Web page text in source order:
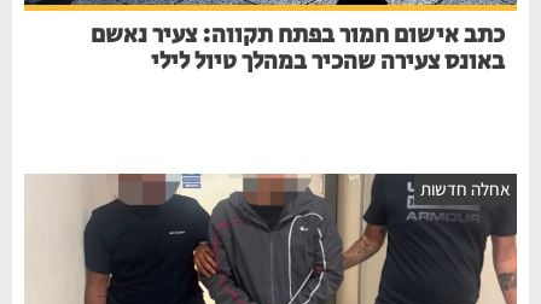
כתב אישום חמור בפתח תקווה: צעיר נאשם
באונס צעירה שהכיר במהלך טיול לילי
אחלה חדשות